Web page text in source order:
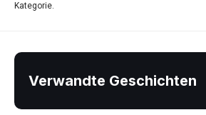
Kategorie.
Verwandte Geschichten